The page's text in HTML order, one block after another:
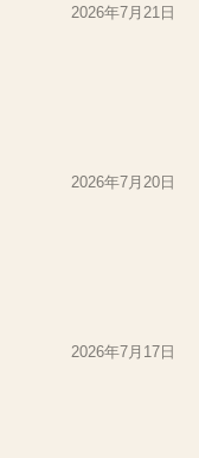
2026年7月21日
2026年7月20日
2026年7月17日